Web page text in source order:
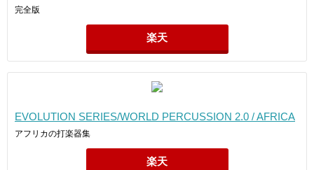
完全版
楽天
EVOLUTION SERIES/WORLD PERCUSSION 2.0 / AFRICA
アフリカの打楽器集
楽天